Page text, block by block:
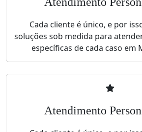
Cada cliente é único, e por
soluções sob medida para
específicas de cada caso em
Atendimento